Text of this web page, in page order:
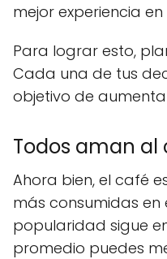
mejor experiencia
Para lograr esto,
Cada una de tus
objetivo de
Todos aman al
Ahora bien, el café
más consumidas en
popularidad sigue
promedio puedes